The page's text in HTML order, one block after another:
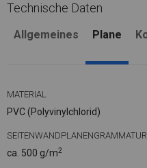
Technische Daten
Allgemeines Plane
MATERIAL
PVC (Polyvinylchlorid)
SEITENWANDPLANENGRAMMATUR
ca. 500 g/m2